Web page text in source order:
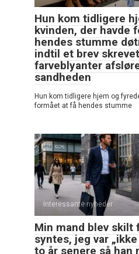
Hun kom tidligere
kvinden, der havde
hendes stumme
indtil et brev
farveblyanter
sandheden
Hun kom tidligere hjem og
formået at få hendes stumme
Interessante nyheder
Min mand blev skilt
syntes, jeg var
to år senere så han